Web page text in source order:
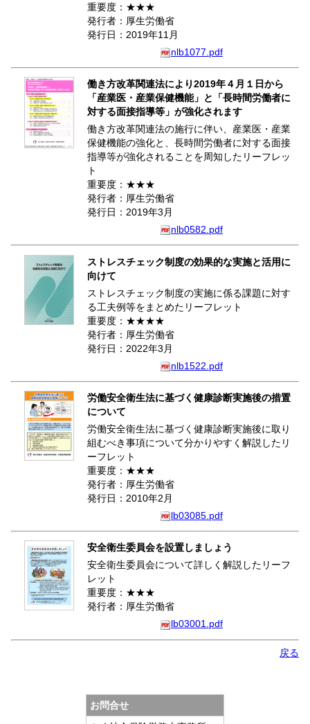
重要度：★★★
発行者：厚生労働省
発行日：2019年11月
nlb1077.pdf
働き方改革関連法により2019年４月１日から
「産業医・産業保健機能」と「長時間労働者に
対する面接指導等」が強化されます
働き方改革関連法の施行に伴い、産業医・産業
保健機能の強化と、長時間労働者に対する面接
指導等が強化されることを周知したリーフレッ
ト
重要度：★★★
発行者：厚生労働省
発行日：2019年3月
nlb0582.pdf
ストレスチェック制度の効果的な実施と活用に
向けて
ストレスチェック制度の実施に係る課題に対す
る工夫例等をまとめたリーフレット
重要度：★★★★
発行者：厚生労働省
発行日：2022年3月
nlb1522.pdf
労働安全衛生法に基づく健康診断実施後の措置
について
労働安全衛生法に基づく健康診断実施後に取り
組むべき事項について分かりやすく解説したリ
ーフレット
重要度：★★★
発行者：厚生労働省
発行日：2010年2月
lb03085.pdf
安全衛生委員会を設置しましょう
安全衛生委員会について詳しく解説したリーフ
レット
重要度：★★★
発行者：厚生労働省
lb03001.pdf
戻る
お問合せ